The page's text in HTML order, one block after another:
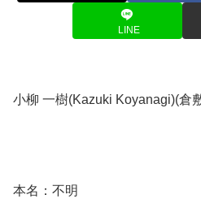
LINE
小柳 一樹(Kazuki Koyanagi)(倉
本名：不明